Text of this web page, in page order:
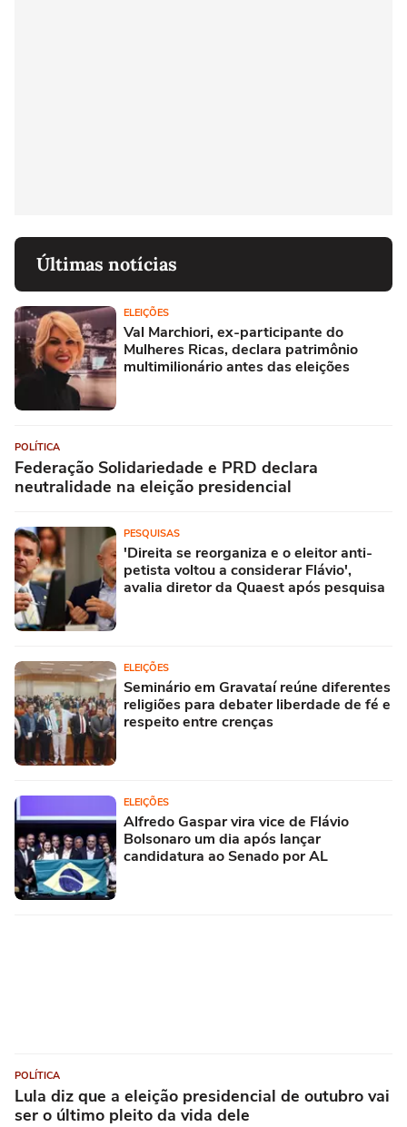
Últimas notícias
ELEIÇÕES
Val Marchiori, ex-participante do
Mulheres Ricas, declara patrimônio
multimilionário antes das eleições
POLÍTICA
Federação Solidariedade e PRD declara
neutralidade na eleição presidencial
PESQUISAS
'Direita se reorganiza e o eleitor anti-
petista voltou a considerar Flávio',
avalia diretor da Quaest após pesquisa
ELEIÇÕES
Seminário em Gravataí reúne diferentes
religiões para debater liberdade de fé e
respeito entre crenças
ELEIÇÕES
Alfredo Gaspar vira vice de Flávio
Bolsonaro um dia após lançar
candidatura ao Senado por AL
POLÍTICA
Lula diz que a eleição presidencial de outubro vai
ser o último pleito da vida dele